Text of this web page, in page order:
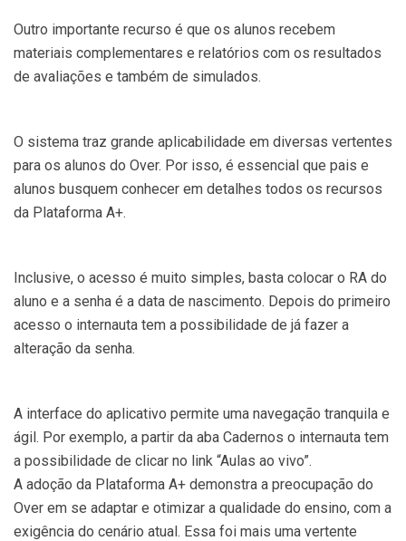
Outro importante recurso é que os alunos recebem
materiais complementares e relatórios com os resultados
de avaliações e também de simulados.
O sistema traz grande aplicabilidade em diversas vertentes
para os alunos do Over. Por isso, é essencial que pais e
alunos busquem conhecer em detalhes todos os recursos
da Plataforma A+.
Inclusive, o acesso é muito simples, basta colocar o RA do
aluno e a senha é a data de nascimento. Depois do primeiro
acesso o internauta tem a possibilidade de já fazer a
alteração da senha.
A interface do aplicativo permite uma navegação tranquila e
ágil. Por exemplo, a partir da aba Cadernos o internauta tem
a possibilidade de clicar no link “Aulas ao vivo”.
A adoção da Plataforma A+ demonstra a preocupação do
Over em se adaptar e otimizar a qualidade do ensino, com a
exigência do cenário atual. Essa foi mais uma vertente